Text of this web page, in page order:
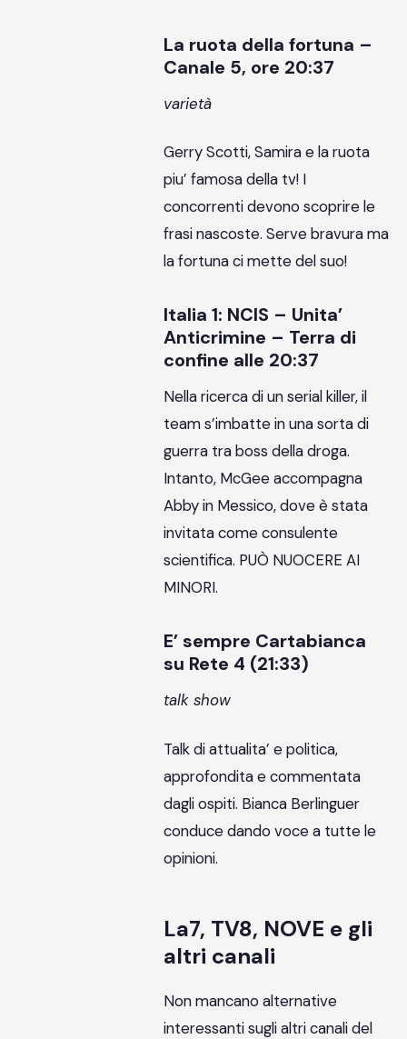
La ruota della fortuna –
Canale 5, ore 20:37
varietà
Gerry Scotti, Samira e la ruota
piu’ famosa della tv! I
concorrenti devono scoprire le
frasi nascoste. Serve bravura ma
la fortuna ci mette del suo!
Italia 1: NCIS – Unita’
Anticrimine – Terra di
confine alle 20:37
Nella ricerca di un serial killer, il
team s’imbatte in una sorta di
guerra tra boss della droga.
Intanto, McGee accompagna
Abby in Messico, dove è stata
invitata come consulente
scientifica. PUÒ NUOCERE AI
MINORI.
E’ sempre Cartabianca
su Rete 4 (21:33)
talk show
Talk di attualita’ e politica,
approfondita e commentata
dagli ospiti. Bianca Berlinguer
conduce dando voce a tutte le
opinioni.
La7, TV8, NOVE e gli
altri canali
Non mancano alternative
interessanti sugli altri canali del